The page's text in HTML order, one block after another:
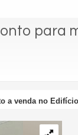
para
a venda no